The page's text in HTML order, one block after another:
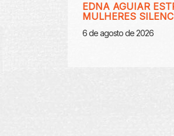
EDNA AGUIAR
MULHERES
6 de agosto de 2026